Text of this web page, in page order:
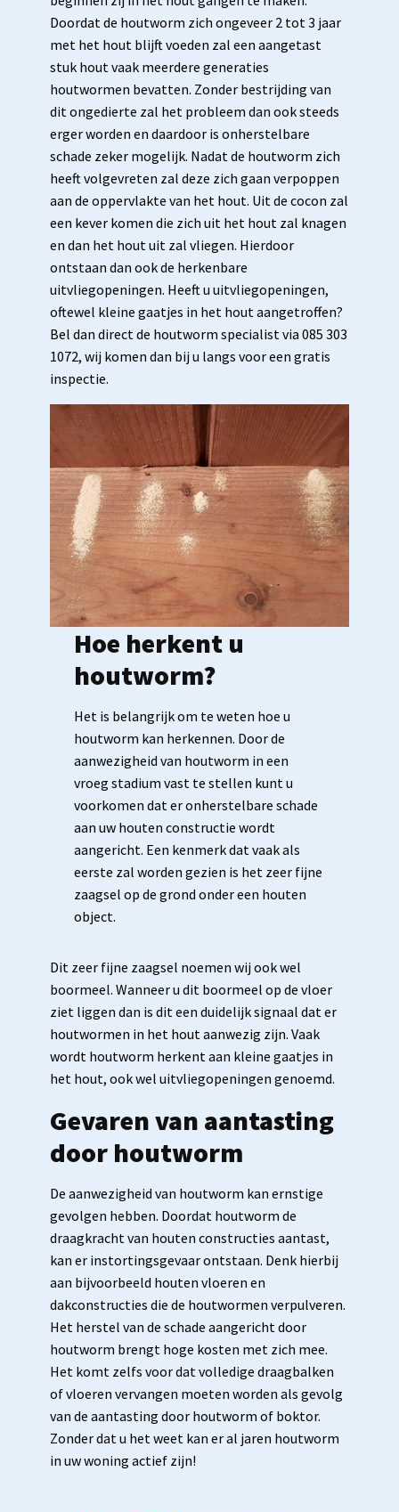
Doordat de houtworm zich ongeveer 2 tot 3 jaar
met het hout blijft voeden zal een aangetast
stuk hout vaak meerdere generaties
houtwormen bevatten. Zonder bestrijding van
dit ongedierte zal het probleem dan ook steeds
erger worden en daardoor is onherstelbare
schade zeker mogelijk. Nadat de houtworm zich
heeft volgevreten zal deze zich gaan verpoppen
aan de oppervlakte van het hout. Uit de cocon zal
een kever komen die zich uit het hout zal knagen
en dan het hout uit zal vliegen. Hierdoor
ontstaan dan ook de herkenbare
uitvliegopeningen. Heeft u uitvliegopeningen,
oftewel kleine gaatjes in het hout aangetroffen?
Bel dan direct de houtworm specialist via 085 303
1072, wij komen dan bij u langs voor een gratis
inspectie.
Hoe herkent u
houtworm?
Het is belangrijk om te weten hoe u
houtworm kan herkennen. Door de
aanwezigheid van houtworm in een
vroeg stadium vast te stellen kunt u
voorkomen dat er onherstelbare schade
aan uw houten constructie wordt
aangericht. Een kenmerk dat vaak als
eerste zal worden gezien is het zeer fijne
zaagsel op de grond onder een houten
object.
Dit zeer fijne zaagsel noemen wij ook wel
boormeel. Wanneer u dit boormeel op de vloer
ziet liggen dan is dit een duidelijk signaal dat er
houtwormen in het hout aanwezig zijn. Vaak
wordt houtworm herkent aan kleine gaatjes in
het hout, ook wel uitvliegopeningen genoemd.
Gevaren van aantasting
door houtworm
De aanwezigheid van houtworm kan ernstige
gevolgen hebben. Doordat houtworm de
draagkracht van houten constructies aantast,
kan er instortingsgevaar ontstaan. Denk hierbij
aan bijvoorbeeld houten vloeren en
dakconstructies die de houtwormen verpulveren.
Het herstel van de schade aangericht door
houtworm brengt hoge kosten met zich mee.
Het komt zelfs voor dat volledige draagbalken
of vloeren vervangen moeten worden als gevolg
van de aantasting door houtworm of boktor.
Zonder dat u het weet kan er al jaren houtworm
in uw woning actief zijn!